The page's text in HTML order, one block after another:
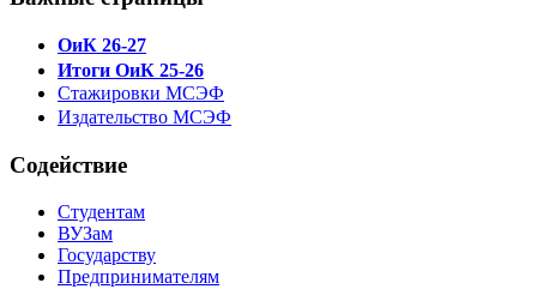
ОиК 26-27
Итоги ОиК 25-26
Стажировки МСЭФ
Издательство МСЭФ
Содействие
Студентам
ВУЗам
Государству
Предпринимателям